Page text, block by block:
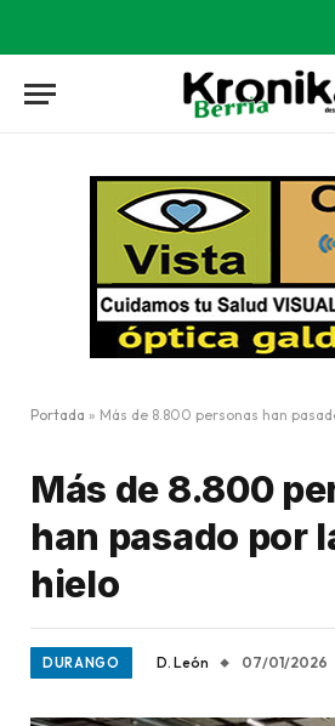
Portada » Más de 8.800 personas han
Más de 8.800
han pasado por
hielo
DURANGO D. León 07/01/2026